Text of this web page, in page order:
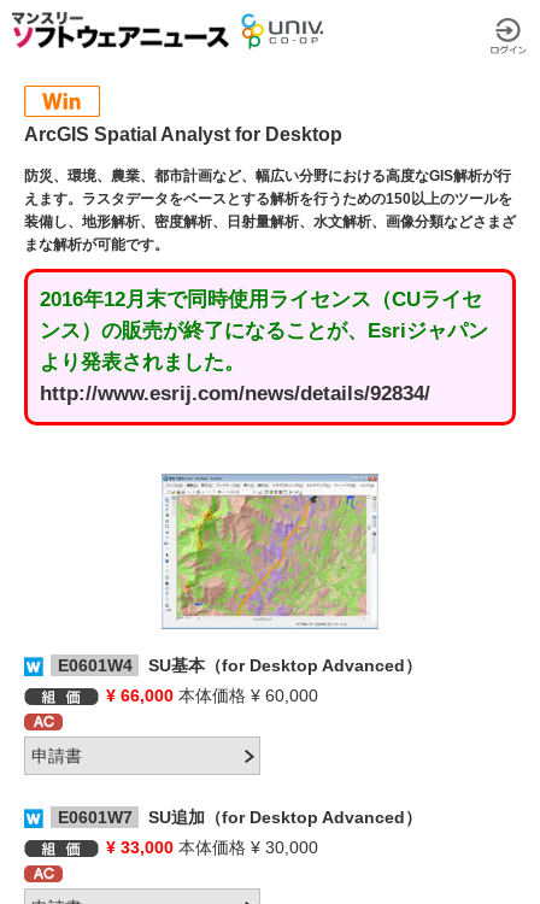
ArcGIS Spatial Analyst for Desktop
防災、環境、農業、都市計画など、幅広い分野における高度なGIS解析が行
えます。ラスタデータをベースとする解析を行うための150以上のツールを
装備し、地形解析、密度解析、日射量解析、水文解析、画像分類などさまざ
まな解析が可能です。
2016年12月末で同時使用ライセンス（CUライセ
ンス）の販売が終了になることが、Esriジャパン
より発表されました。
http://www.esrij.com/news/details/92834/
E0601W4
SU基本（for Desktop Advanced）
¥ 66,000 本体価格 ¥ 60,000
E0601W7
SU追加（for Desktop Advanced）
¥ 33,000 本体価格 ¥ 30,000